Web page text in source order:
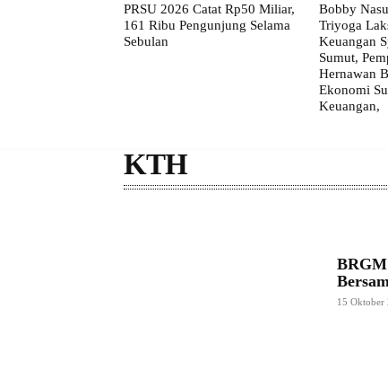
PRSU 2026 Catat Rp50 Miliar,
161 Ribu Pengunjung Selama
Sebulan
Bobby
Triyoga
Keuangan
Sumut,
Hernawan
Ekonomi
Keuangan,
KTH
15 Oktober